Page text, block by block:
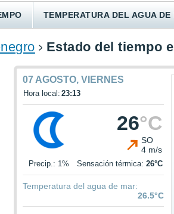
TEMPERATURA DEL AGUA DE
Estado del tiempo
07 AGOSTO, VIERNES
Hora local: 23:13
26°C
SO
4 m/s
Precip.: 1% Sensación térmica:26°C
Temperatura del agua de mar:
26.5°C